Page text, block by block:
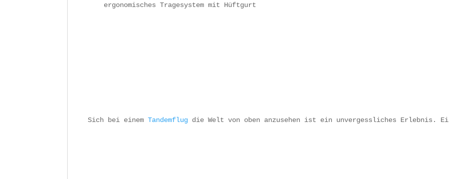
    ergonomisches Tragesystem mit Hüftgurt
Sich bei einem Tandemflug die Welt von oben anzusehen ist ein unvergessliches Erlebnis.